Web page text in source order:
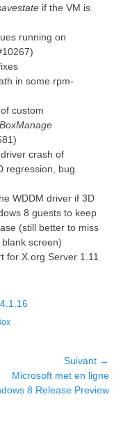
if the VM is
running on
in some rpm-
custom
crash of
regression, bug
WDDM driver if 3D
8 guests to keep
(still better to miss
screen)
for X.org Server 1.11
Suivant →
:
Microsoft met en ligne
8 Release Preview